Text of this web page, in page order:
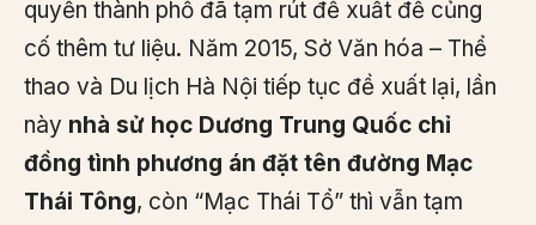
quyền thành phố đã tạm rút đề xuất để củng
cố thêm tư liệu. Năm 2015, Sở Văn hóa – Thể
thao và Du lịch Hà Nội tiếp tục đề xuất lại, lần
này nhà sử học Dương Trung Quốc chỉ
đồng tình phương án đặt tên đường Mạc
Thái Tông, còn “Mạc Thái Tổ” thì vẫn tạm